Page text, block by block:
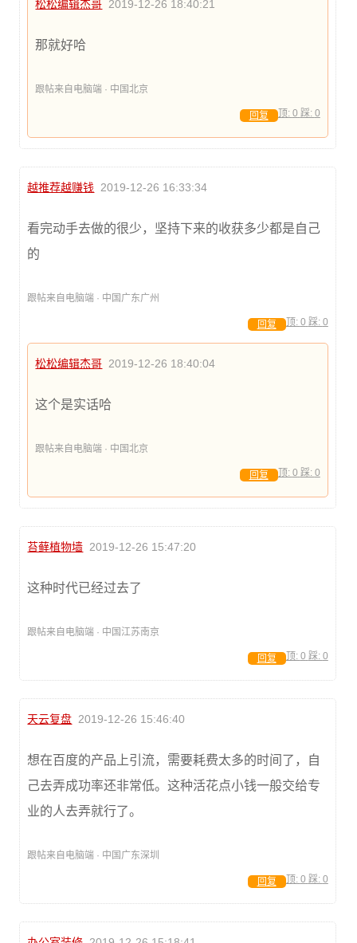
松松编辑杰哥 2019-12-26 18:40:21
那就好哈
跟帖来自电脑端 · 中国北京
顶: 0 踩: 0
回复
越推荐越赚钱 2019-12-26 16:33:34
看完动手去做的很少，坚持下来的收获多少都是自己
的
跟帖来自电脑端 · 中国广东广州
顶: 0 踩: 0
回复
松松编辑杰哥 2019-12-26 18:40:04
这个是实话哈
跟帖来自电脑端 · 中国北京
顶: 0 踩: 0
回复
苔藓植物墙 2019-12-26 15:47:20
这种时代已经过去了
跟帖来自电脑端 · 中国江苏南京
顶: 0 踩: 0
回复
天云复盘 2019-12-26 15:46:40
想在百度的产品上引流，需要耗费太多的时间了，自
己去弄成功率还非常低。这种活花点小钱一般交给专
业的人去弄就行了。
跟帖来自电脑端 · 中国广东深圳
顶: 0 踩: 0
回复